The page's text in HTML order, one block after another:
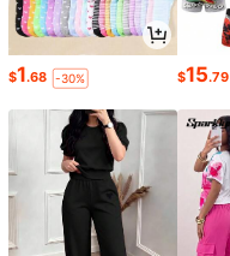
$1.68 -30% $15.79